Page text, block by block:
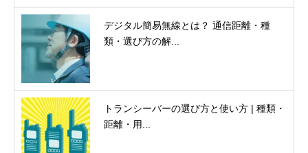
デジタル簡易無線とは？ 通信距離・種
類・選び方の解...
トランシーバーの選び方と使い方 | 種類・
距離・用...